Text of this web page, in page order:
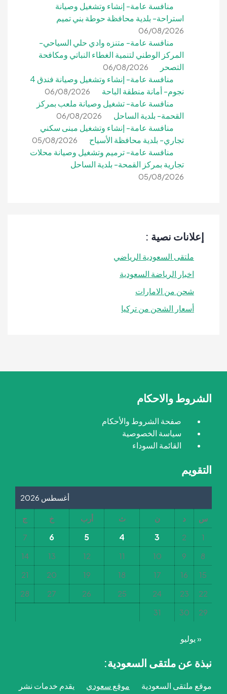
منافسة عامة- إنشاء وتشغيل وصيانة
استراحة- بلدية محافظة حوطة بني تميم
06/08/2026
منافسة عامة- متنزه وادي حلي السياحي-
المركز الوطني لتنمية الغطاء النباتي ومكافحة
التصحر
06/08/2026
منافسة عامة- إنشاء وتشغيل وصيانة فندق 4
نجوم- أمانة منطقة الباحة
06/08/2026
منافسة عامة- تشغيل وصيانة ملعب بمركز
القحمة- بلدية الساحل
06/08/2026
منافسة عامة- إنشاء وتشغيل مبنى سكني
تجاري- بلدية محافظة الأسياح
05/08/2026
منافسة عامة- ترميم وتشغيل وصيانة محلات
تجارية بمركز القمحة- بلدية الساحل
05/08/2026
إعلانات نصية :
ملتقى السعودية الرياضي
اخبار الرياضة السعودية
شحن من الامارات
أسعار الشحن من تركيا
الشروط والاحكام
صفحة الشروط والأحكام
سياسة الخصوصية
القائمة السوداء
التقويم
أغسطس 2026
س د ن ث أرب خ
ج
1
2
3
4
5
6
7
8
9
10
11
12
13
14
15
16
17
18
19
20
21
22
23
24
25
26
27
28
29
30
31
« يوليو
نبذة عن ملتقى السعودية:
موقع ملتقى السعودية موقع سعودي
يقدم خدمات نشر